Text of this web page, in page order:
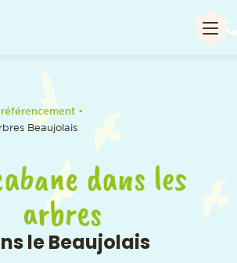
référencement •
Beaujolais
dans les
arbres
le Beaujolais